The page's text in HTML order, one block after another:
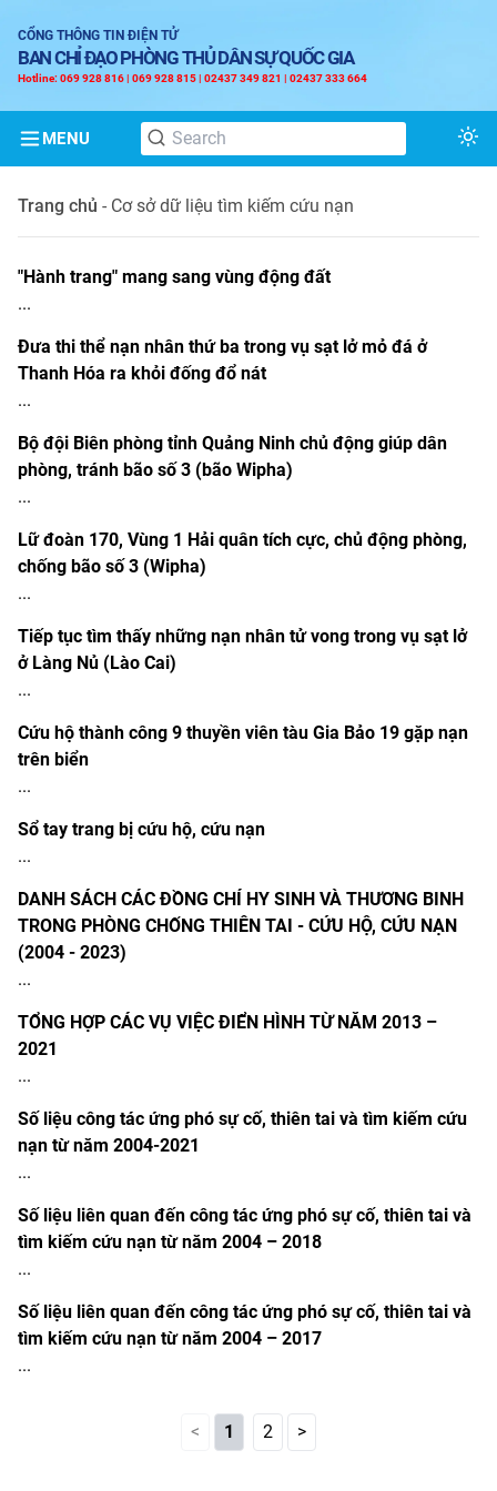
CỔNG THÔNG TIN ĐIỆN TỬ
BAN CHỈ ĐẠO PHÒNG THỦ DÂN SỰ QUỐC GIA
Hotline: 069 928 816 | 069 928 815 | 02437 349 821 | 02437 333 664
MENU
Trang chủ - Cơ sở dữ liệu tìm kiếm cứu nạn
"Hành trang" mang sang vùng động đất
...
Đưa thi thể nạn nhân thứ ba trong vụ sạt lở mỏ đá ở
Thanh Hóa ra khỏi đống đổ nát
...
Bộ đội Biên phòng tỉnh Quảng Ninh chủ động giúp dân
phòng, tránh bão số 3 (bão Wipha)
...
Lữ đoàn 170, Vùng 1 Hải quân tích cực, chủ động phòng,
chống bão số 3 (Wipha)
...
Tiếp tục tìm thấy những nạn nhân tử vong trong vụ sạt lở
ở Làng Nủ (Lào Cai)
...
Cứu hộ thành công 9 thuyền viên tàu Gia Bảo 19 gặp nạn
trên biển
...
Sổ tay trang bị cứu hộ, cứu nạn
...
DANH SÁCH CÁC ĐỒNG CHÍ HY SINH VÀ THƯƠNG BINH
TRONG PHÒNG CHỐNG THIÊN TAI - CỨU HỘ, CỨU NẠN
(2004 - 2023)
...
TỔNG HỢP CÁC VỤ VIỆC ĐIỂN HÌNH TỪ NĂM 2013 –
2021
...
Số liệu công tác ứng phó sự cố, thiên tai và tìm kiếm cứu
nạn từ năm 2004-2021
...
Số liệu liên quan đến công tác ứng phó sự cố, thiên tai và
tìm kiếm cứu nạn từ năm 2004 – 2018
...
Số liệu liên quan đến công tác ứng phó sự cố, thiên tai và
tìm kiếm cứu nạn từ năm 2004 – 2017
...
< 1 2 >